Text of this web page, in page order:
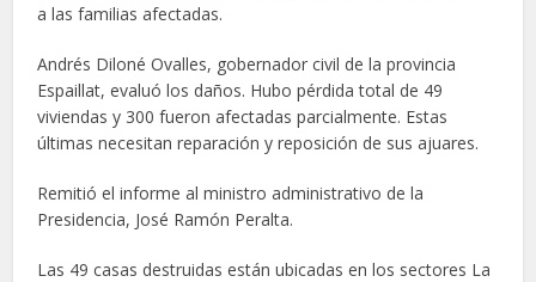
a las familias afectadas.
Andrés Diloné Ovalles, gobernador civil de la provincia
Espaillat, evaluó los daños. Hubo pérdida total de 49
viviendas y 300 fueron afectadas parcialmente. Estas
últimas necesitan reparación y reposición de sus ajuares.
Remitió el informe al ministro administrativo de la
Presidencia, José Ramón Peralta.
Las 49 casas destruidas están ubicadas en los sectores La